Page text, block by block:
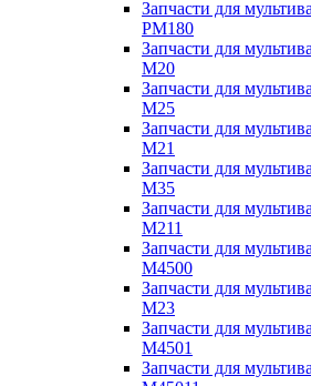
Запчасти для
PM180
Запчасти для
M20
Запчасти для
M25
Запчасти для
M21
Запчасти для
M35
Запчасти для
M211
Запчасти для
M4500
Запчасти для
M23
Запчасти для
M4501
Запчасти для